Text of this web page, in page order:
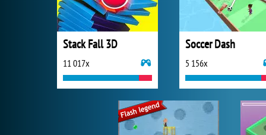
Stack Fall 3D
11 017x
Soccer Dash
5 156x